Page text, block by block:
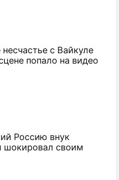
с Вайкуле
попало на видео
Россию внук
шокировал своим